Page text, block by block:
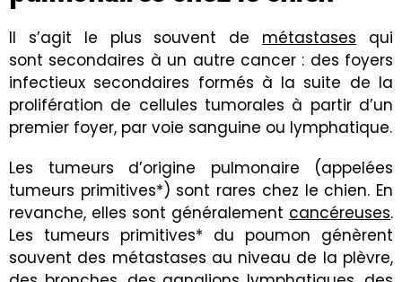
Il s’agit le plus souvent de métastases qui
sont secondaires à un autre cancer : des foyers
infectieux secondaires formés à la suite de la
prolifération de cellules tumorales à partir d’un
premier foyer, par voie sanguine ou lymphatique.
Les tumeurs d’origine pulmonaire (appelées
tumeurs primitives*) sont rares chez le chien. En
revanche, elles sont généralement cancéreuses.
Les tumeurs primitives* du poumon génèrent
souvent des métastases au niveau de la plèvre,